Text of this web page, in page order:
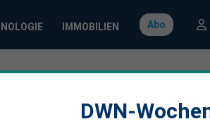
IMMOBILIEN Abo
DWN-